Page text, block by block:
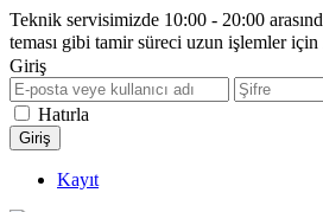
Teknik servisimizde 10:00 - 20:00
teması gibi tamir süreci uzun işlemler
Giriş
Hatırla
Kayıt